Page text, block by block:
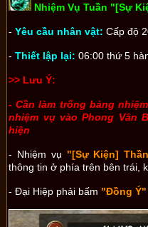
Nhiệm Vụ Tuần "[Sự
-Yêu cầu nhân vật: Cấp độ
-Thiết lập lại: 06:00 thứ 5
>> Lưu Ý:
- Cần làm trống bảng
nhiệm vụ vào Phong Vân
hiện
- Nhiệm vụ "[Sự Kiện]
thông tin ở phía trên bên trái,
- Đại Hiệp phải bấm "Đồng Ý"